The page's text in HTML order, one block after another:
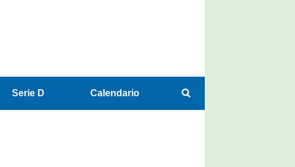
Serie D Calendario